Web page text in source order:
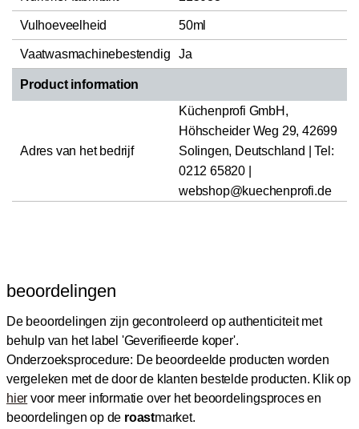
Vulhoeveelheid 50ml
Vaatwasmachinebestendig Ja
Product information
Adres van het bedrijf
Küchenprofi GmbH,
Höhscheider Weg 29, 42699
Solingen, Deutschland | Tel:
0212 65820 |
webshop@kuechenprofi.de
beoordelingen
De beoordelingen zijn gecontroleerd op authenticiteit met
behulp van het label 'Geverifieerde koper'.
Onderzoeksprocedure: De beoordeelde producten worden
vergeleken met de door de klanten bestelde producten. Klik op
hier voor meer informatie over het beoordelingsproces en
beoordelingen op de roastmarket.